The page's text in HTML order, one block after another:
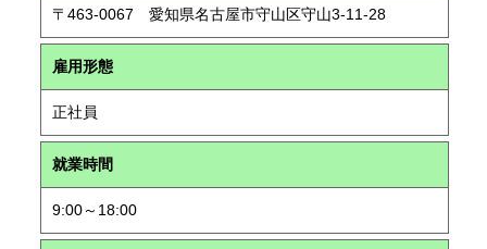
〒463-0067 愛知県名古屋市守山区守山3-11-28
雇用形態
正社員
就業時間
9:00～18:00